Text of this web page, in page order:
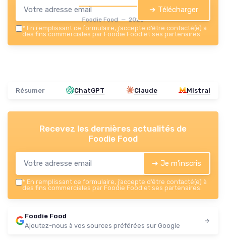
Foodie Food — 2026
➔ Télécharger
* En remplissant ce formulaire, j’accepte d’être contacté(e) à
des fins commerciales par Foodie Food et ses partenaires.
Résumer ChatGPT Claude Mistral
Recevez les dernières actualités de
Foodie Food
➔ Je m'inscris
* En remplissant ce formulaire, j’accepte d’être contacté(e) à
des fins commerciales par Foodie Food et ses partenaires.
Foodie Food
Ajoutez-nous à vos sources préférées sur Google